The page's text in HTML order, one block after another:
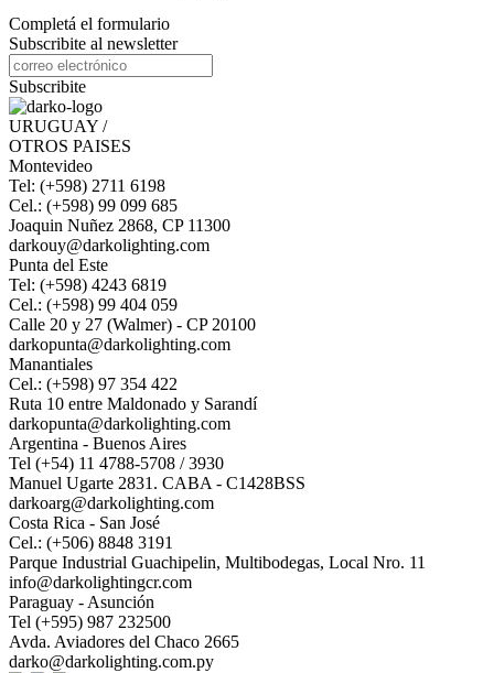
Completá el formulario
Subscribite al newsletter
Subscribite
URUGUAY /
OTROS PAISES
Montevideo
Tel: (+598) 2711 6198
Cel.: (+598) 99 099 685
Joaquin Nuñez 2868, CP 11300
darkouy@darkolighting.com
Punta del Este
Tel: (+598) 4243 6819
Cel.: (+598) 99 404 059
Calle 20 y 27 (Walmer) - CP 20100
darkopunta@darkolighting.com
Manantiales
Cel.: (+598) 97 354 422
Ruta 10 entre Maldonado y Sarandí
darkopunta@darkolighting.com
Argentina - Buenos Aires
Tel (+54) 11 4788-5708 / 3930
Manuel Ugarte 2831. CABA - C1428BSS
darkoarg@darkolighting.com
Costa Rica - San José
Cel.: (+506) 8848 3191
Parque Industrial Guachipelin, Multibodegas, Local Nro. 11
info@darkolightingcr.com
Paraguay - Asunción
Tel (+595) 987 232500
Avda. Aviadores del Chaco 2665
darko@darkolighting.com.py